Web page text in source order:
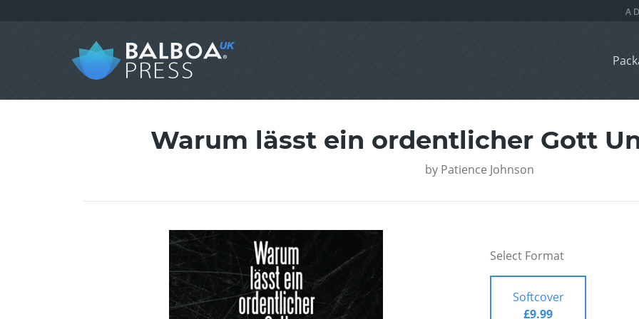
Warum lässt ein ordentlicher Gott
by Patience Johnson
Select Format
Softcover
£9.99